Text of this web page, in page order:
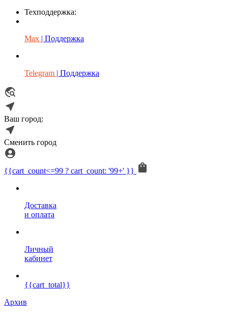
Техподдержка:
Max | Поддержка
Telegram | Поддержка
Ваш город:
Сменить город
{{cart_count<=99 ? cart_count: '99+' }}
Доставка
и оплата
Личный
кабинет
{{cart_total}}
Архив